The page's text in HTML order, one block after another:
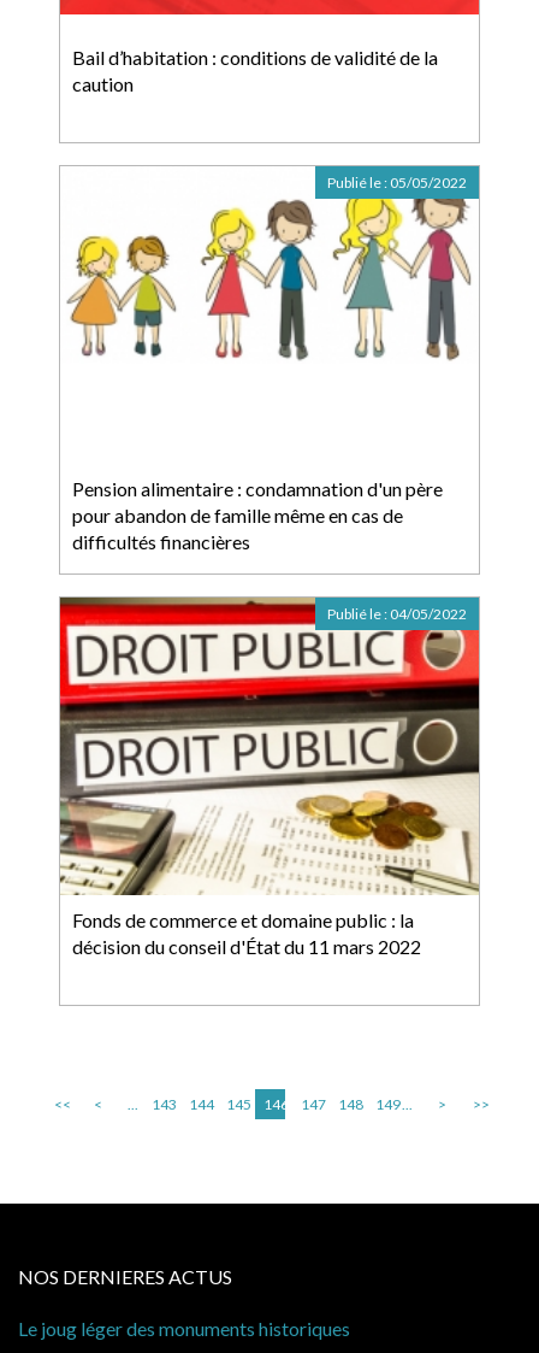
Bail d’habitation : conditions de validité de la
caution
Pension alimentaire : condamnation d'un père
pour abandon de famille même en cas de
difficultés financières
Publié le : 05/05/2022
Fonds de commerce et domaine public : la
décision du conseil d'État du 11 mars 2022
Publié le : 04/05/2022
<< < ... 143 144 145 146 147 148 149... > >>
NOS DERNIERES ACTUS
Cabines de plage : le juge admet